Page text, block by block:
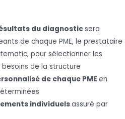
du diagnosticsera
de chaque PME, le prestataire
pour sélectionner les
de la structure
de chaque PMEen
individuelsassuré par